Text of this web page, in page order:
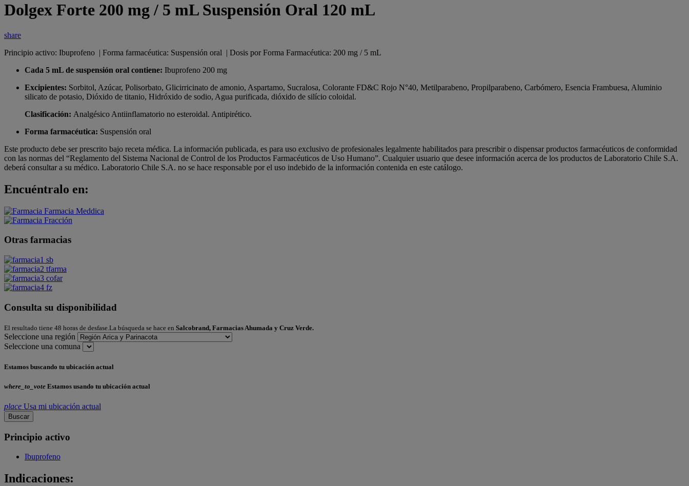
Dolgex Forte 200 mg / 5 mL Suspensión Oral 120 mL
share
Principio activo: Ibuprofeno | Forma farmacéutica: Suspensión oral | Dosis por Forma Farmacéutica: 200 mg / 5 mL
Cada 5 mL de suspensión oral contiene: Ibuprofeno 200 mg
Excipientes: Sorbitol, Azúcar, Polisorbato, Glicirricinato de amonio, Aspartamo, Sucralosa, Colorante FD&C Rojo N°40, Metilparabeno, Propilparabeno, Carbómero, Esencia Frambuesa, Aluminio
silicato de potasio, Dióxido de titanio, Hidróxido de sodio, Agua purificada, dióxido de silício coloidal.
Clasificación: Analgésico Antiinflamatorio no esteroidal. Antipirético.
Forma farmacéutica: Suspensión oral
Este producto debe ser prescrito bajo receta médica. La información publicada, es para uso exclusivo de profesionales legalmente habilitados para prescribir o dispensar productos farmacéuticos de conformidad
con las normas del “Reglamento del Sistema Nacional de Control de los Productos Farmacéuticos de Uso Humano”. Cualquier usuario que desee información acerca de los productos de Laboratorio Chile S.A.
deberá consultar a su médico. Laboratorio Chile S.A. no se hace responsable por el uso indebido de la información contenida en este catálogo.
Encuéntralo en:
Otras farmacias
Consulta su disponibilidad
El resultado tiene 48 horas de desfase.La búsqueda se hace en Salcobrand, Farmacias Ahumada y Cruz Verde.
Seleccione una región
Seleccione una comuna
Estamos buscando tu ubicación actual
where_to_vote Estamos usando tu ubicación actual
place Usa mi ubicación actual
Buscar
Principio activo
Ibuprofeno
Indicaciones: